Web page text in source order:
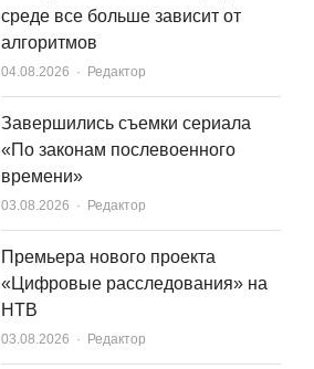
среде все больше зависит от
алгоритмов
04.08.2026 Author
Редактор
Завершились съемки сериала
«По законам послевоенного
времени»
03.08.2026 Author
Редактор
Премьера нового проекта
«Цифровые расследования» на
НТВ
03.08.2026 Author
Редактор